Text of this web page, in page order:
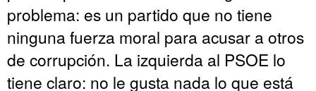
problema: es un partido que no tiene
ninguna fuerza moral para acusar a otros
de corrupción. La izquierda al PSOE lo
tiene claro: no le gusta nada lo que está